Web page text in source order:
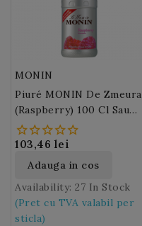
MONIN
Piuré MONIN De Zmeura
(Raspberry) 100 Cl Sau
50 Cl
103,46 lei
Adauga in cos
Availability: 27 In Stock
(Pret cu TVA valabil per
sticla)